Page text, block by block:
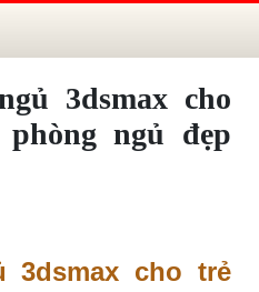
3dsmax cho
ngủ đẹp
3dsmax cho trẻ